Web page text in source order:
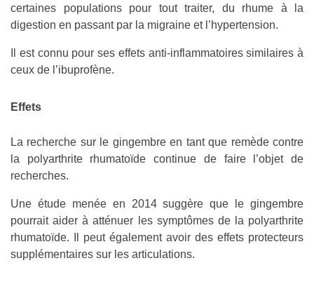
certaines populations pour tout traiter, du rhume à la
digestion en passant par la migraine et l’hypertension.
Il est connu pour ses effets anti-inflammatoires similaires à
ceux de l’ibuprofène.
Effets
La recherche sur le gingembre en tant que remède contre
la polyarthrite rhumatoïde continue de faire l’objet de
recherches.
Une étude menée en 2014 suggère que le gingembre
pourrait aider à atténuer les symptômes de la polyarthrite
rhumatoïde. Il peut également avoir des effets protecteurs
supplémentaires sur les articulations.